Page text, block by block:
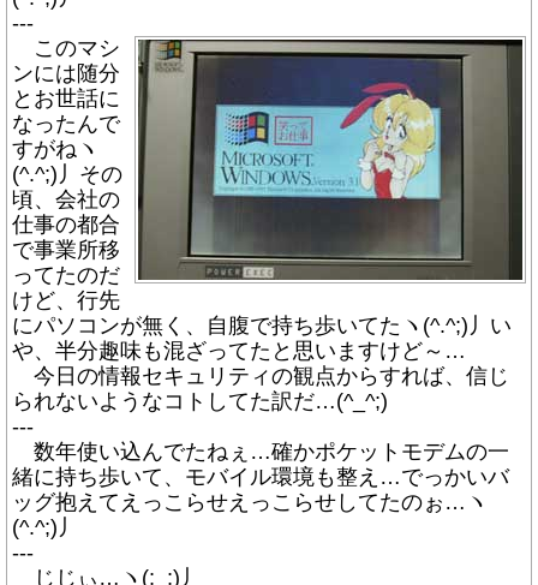
---
このマシ
ンには随分
とお世話に
なったんで
すがねヽ
(^.^;)丿その
頃、会社の
仕事の都合
で事業所移
ってたのだ
けど、行先
にパソコンが無く、自腹で持ち歩いてたヽ(^.^;)丿い
や、半分趣味も混ざってたと思いますけど～…
今日の情報セキュリティの観点からすれば、信じ
られないようなコトしてた訳だ…(^_^;)
---
数年使い込んでたねぇ…確かポケットモデムの一
緒に持ち歩いて、モバイル環境も整え…でっかいバ
ッグ抱えてえっこらせえっこらせしてたのぉ…ヽ
(^.^;)丿
---
じじぃ…ヽ(;_;)丿